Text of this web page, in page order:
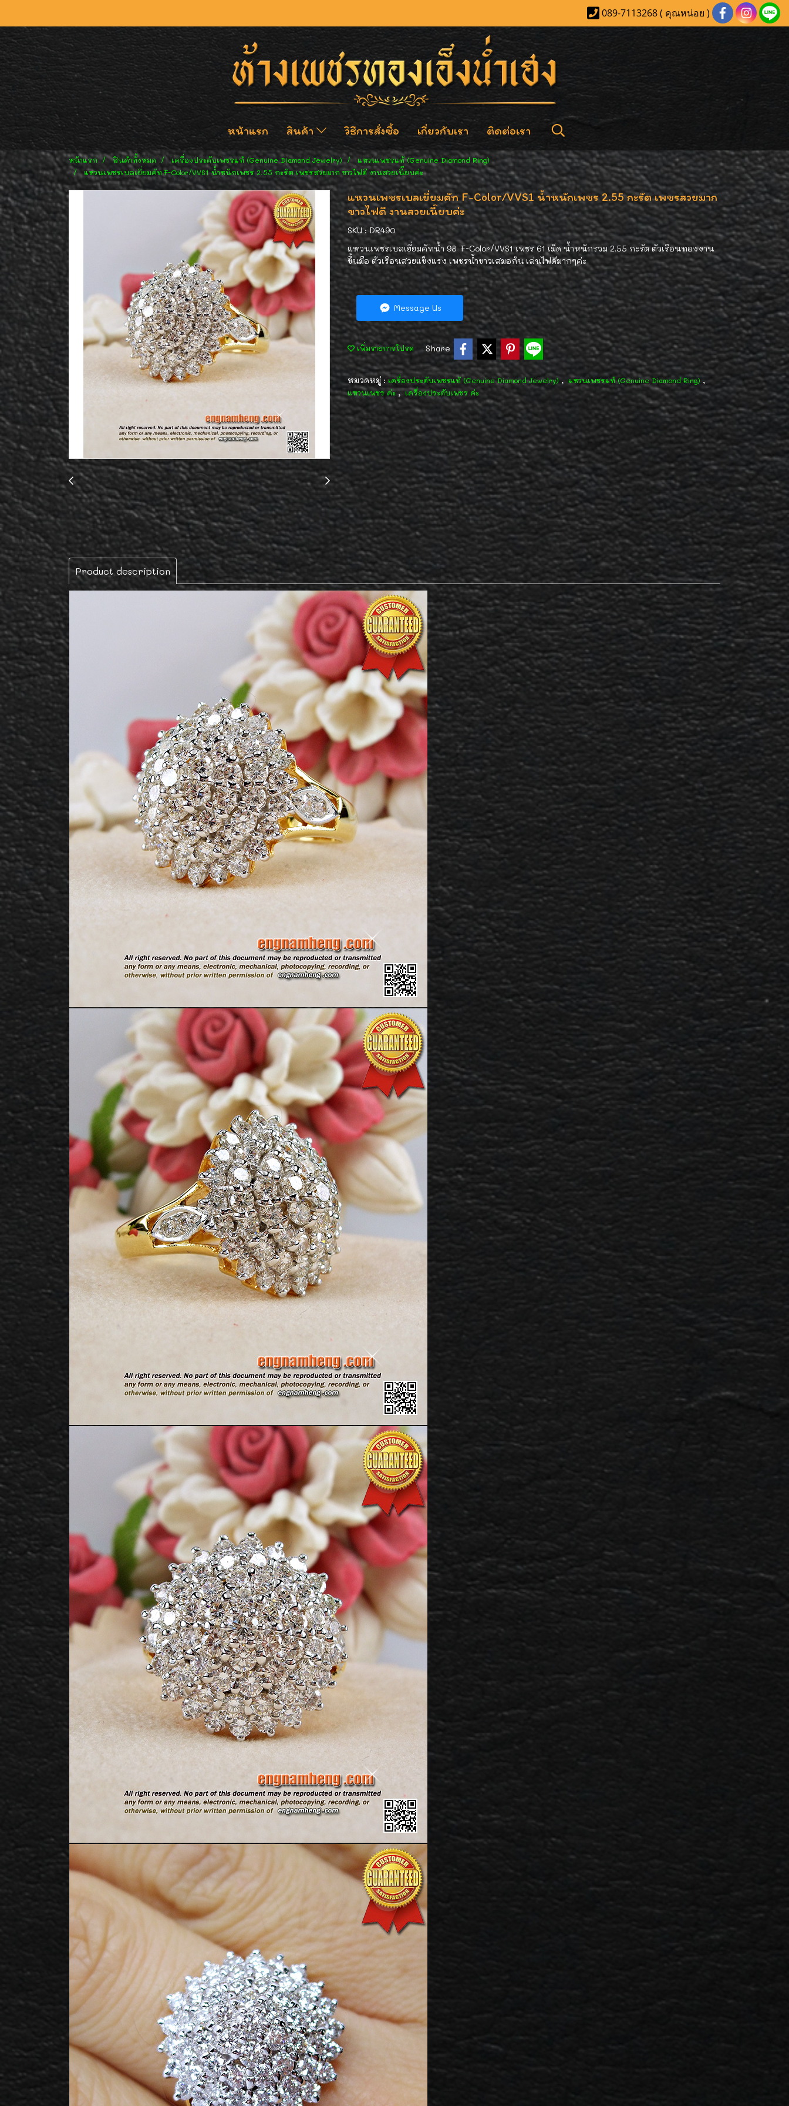
089-7113268 ( คุณหน่อย )
หน้าแรก สินค้า วิธีการสั่งซื้อ เกี่ยวกับเรา ติดต่อเรา
หน้าแรก สินค้าทั้งหมด เครื่องประดับเพชรแท้ (Genuine Diamond Jewelry)
แหวนเพชรแท้ (Genuine Diamond Ring)
แหวนเพชรเบลเยี่ยมคัท F-Color/VVS1 น้ำหนักเพชร 2.55 กะรัต เพชรสวยมาก ขาวไฟดี งานสวยเนี๊ยบค่ะ
แหวนเพชรเบลเยี่ยมคัท F-Color/VVS1 น้ำหนักเพชร 2.55 กะรัต เพชรสวยมาก
ขาวไฟดี งานสวยเนี๊ยบค่ะ
SKU : DR490
แหวนเพชรเบลเยี่ยมคัทน้ำ 98 F-Color/VVS1 เพชร 61 เม็ด น้ำหนักรวม 2.55 กะรัต ตัวเรือนทองงาน
ขึ้นมือ ตัวเรือนสวยแข็งแรง เพชรน้ำขาวเสมอกัน เล่นไฟดีมากๆค่ะ
Message Us
เพิ่มรายการโปรด Share
หมวดหมู่ : เครื่องประดับเพชรแท้ (Genuine Diamond Jewelry), แหวนเพชรแท้ (Genuine Diamond Ring) ,
แหวนเพชร ค่ะ, เครื่องประดับเพชร ค่ะ
Product description